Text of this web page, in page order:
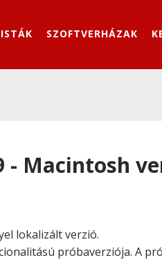
SZOFTVERHÁZAK
- Macintosh
lokalizált verzió.
próbaverziója. A